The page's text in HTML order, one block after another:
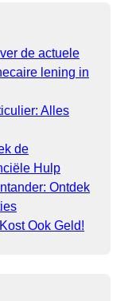
de actuele
lening in
Alles
de
Hulp
Ontdek
Ook Geld!